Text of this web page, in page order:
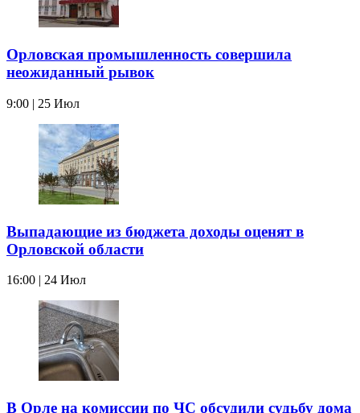
Орловская промышленность совершила
неожиданный рывок
9:00 | 25 Июл
Выпадающие из бюджета доходы оценят в
Орловской области
16:00 | 24 Июл
В Орле на комиссии по ЧС обсудили судьбу дома